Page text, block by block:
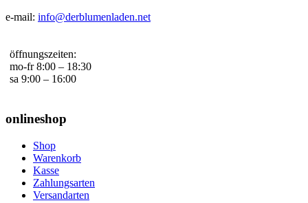
e-mail: info@derblumenladen.net
öffnungszeiten:
mo-fr 8:00 – 18:30
sa 9:00 – 16:00
onlineshop
Shop
Warenkorb
Kasse
Zahlungsarten
Versandarten